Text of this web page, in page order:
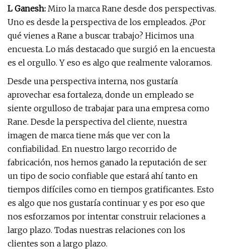
L Ganesh: Miro la marca Rane desde dos perspectivas.
Uno es desde la perspectiva de los empleados. ¿Por
qué vienes a Rane a buscar trabajo? Hicimos una
encuesta. Lo más destacado que surgió en la encuesta
es el orgullo. Y eso es algo que realmente valoramos.
Desde una perspectiva interna, nos gustaría
aprovechar esa fortaleza, donde un empleado se
siente orgulloso de trabajar para una empresa como
Rane. Desde la perspectiva del cliente, nuestra
imagen de marca tiene más que ver con la
confiabilidad. En nuestro largo recorrido de
fabricación, nos hemos ganado la reputación de ser
un tipo de socio confiable que estará ahí tanto en
tiempos difíciles como en tiempos gratificantes. Esto
es algo que nos gustaría continuar y es por eso que
nos esforzamos por intentar construir relaciones a
largo plazo. Todas nuestras relaciones con los
clientes son a largo plazo.